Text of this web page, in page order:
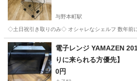
与野本町駅
◇土日祝引き取りのみ◇ オシャレなシェルフ 数年前
埼玉 さいたま市 与野本町駅
電子レンジ YAMAZEN
りに来られる方優先】
0円